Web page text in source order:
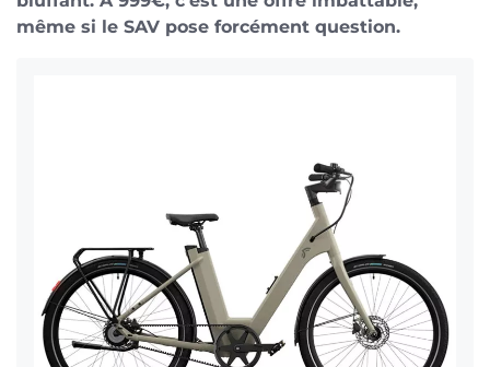
même si le SAV pose forcément question.